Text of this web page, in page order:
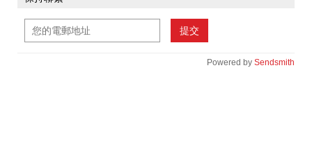
提交
Powered by Sendsmith